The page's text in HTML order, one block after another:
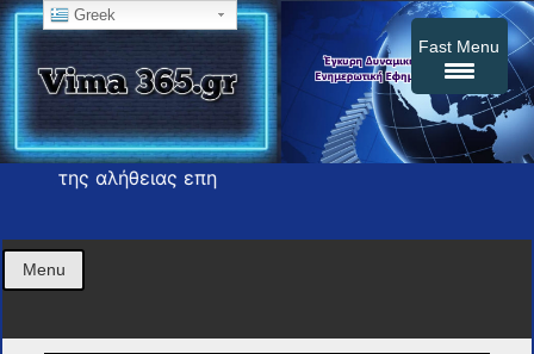
αλήθειας επη
vima365
Η εφημερίδα σας press
Menu
Greek
Fast Menu